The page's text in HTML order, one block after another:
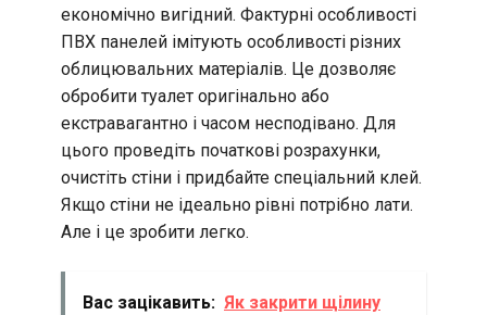
економічно вигідний. Фактурні особливості
ПВХ панелей імітують особливості різних
облицювальних матеріалів. Це дозволяє
обробити туалет оригінально або
екстравагантно і часом несподівано. Для
цього проведіть початкові розрахунки,
очистіть стіни і придбайте спеціальний клей.
Якщо стіни не ідеально рівні потрібно лати.
Але і це зробити легко.
Вас зацікавить: Як закрити щілину